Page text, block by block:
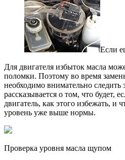
Если
Для двигателя избыток масла
поломки. Поэтому во время
необходимо внимательно следить
рассказывается о том, что будет,
двигатель, как этого избежать, и
уровень уже выше нормы.
Проверка уровня масла щупом